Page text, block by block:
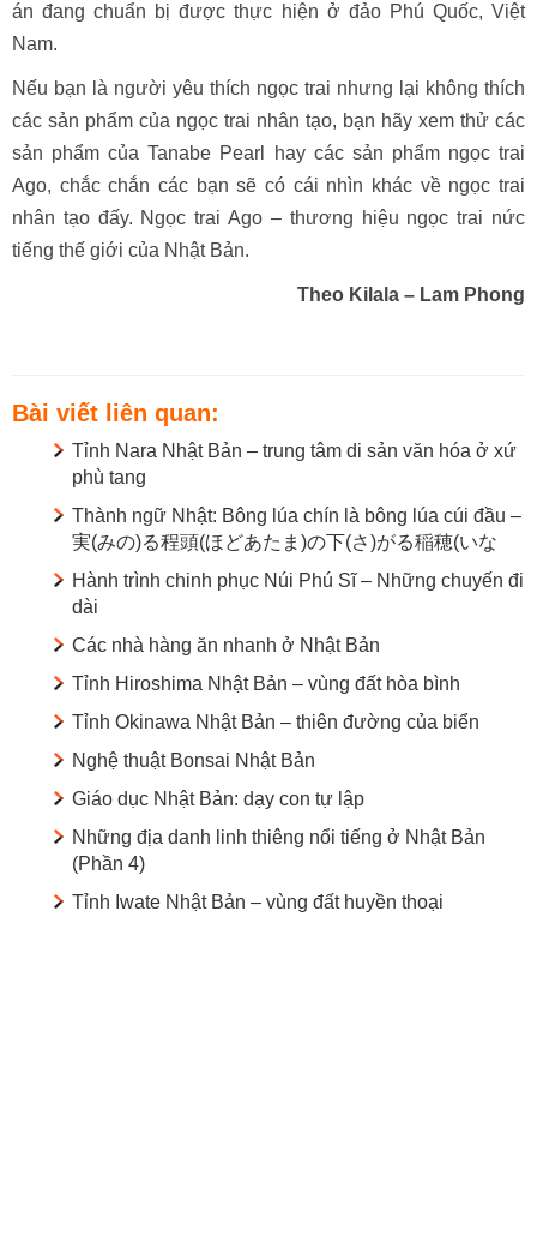
án đang chuẩn bị được thực hiện ở đảo Phú Quốc, Việt
Nam.
Nếu bạn là người yêu thích ngọc trai nhưng lại không thích
các sản phẩm của ngọc trai nhân tạo, bạn hãy xem thử các
sản phẩm của Tanabe Pearl hay các sản phẩm ngọc trai
Ago, chắc chắn các bạn sẽ có cái nhìn khác về ngọc trai
nhân tạo đấy. Ngọc trai Ago – thương hiệu ngọc trai nức
tiếng thế giới của Nhật Bản.
Theo Kilala – Lam Phong
Bài viết liên quan:
Tỉnh Nara Nhật Bản – trung tâm di sản văn hóa ở xứ
phù tang
Thành ngữ Nhật: Bông lúa chín là bông lúa cúi đầu –
実(みの)る程頭(ほどあたま)の下(さ)がる稲穂(いな
Hành trình chinh phục Núi Phú Sĩ – Những chuyến đi
dài
Các nhà hàng ăn nhanh ở Nhật Bản
Tỉnh Hiroshima Nhật Bản – vùng đất hòa bình
Tỉnh Okinawa Nhật Bản – thiên đường của biển
Nghệ thuật Bonsai Nhật Bản
Giáo dục Nhật Bản: dạy con tự lập
Những địa danh linh thiêng nổi tiếng ở Nhật Bản
(Phần 4)
Tỉnh Iwate Nhật Bản – vùng đất huyền thoại